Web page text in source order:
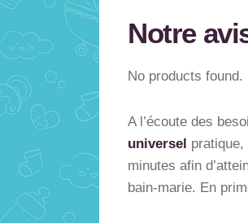
Notre
No products found.
A l’écoute des
universel
minutes afin
bain-marie. En